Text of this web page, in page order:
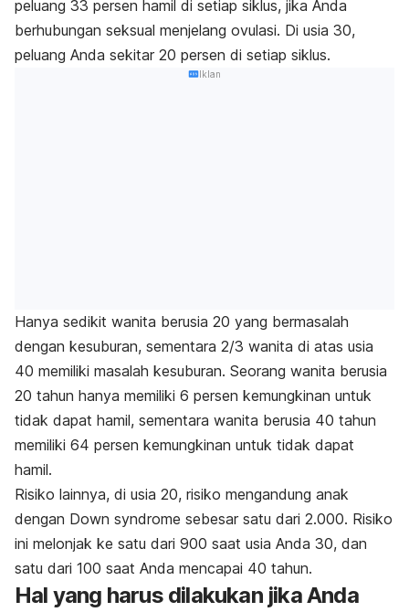
peluang 33 persen hamil di setiap siklus, jika Anda
berhubungan seksual menjelang ovulasi. Di usia 30,
peluang Anda sekitar 20 persen di setiap siklus.
Iklan
Hanya sedikit wanita berusia 20 yang bermasalah
dengan kesuburan, sementara 2/3 wanita di atas usia
40 memiliki masalah kesuburan. Seorang wanita berusia
20 tahun hanya memiliki 6 persen kemungkinan untuk
tidak dapat hamil, sementara wanita berusia 40 tahun
memiliki 64 persen kemungkinan untuk tidak dapat
hamil.
Risiko lainnya, di usia 20, risiko mengandung anak
dengan Down syndrome sebesar satu dari 2.000. Risiko
ini melonjak ke satu dari 900 saat usia Anda 30, dan
satu dari 100 saat Anda mencapai 40 tahun.
Hal yang harus dilakukan jika Anda